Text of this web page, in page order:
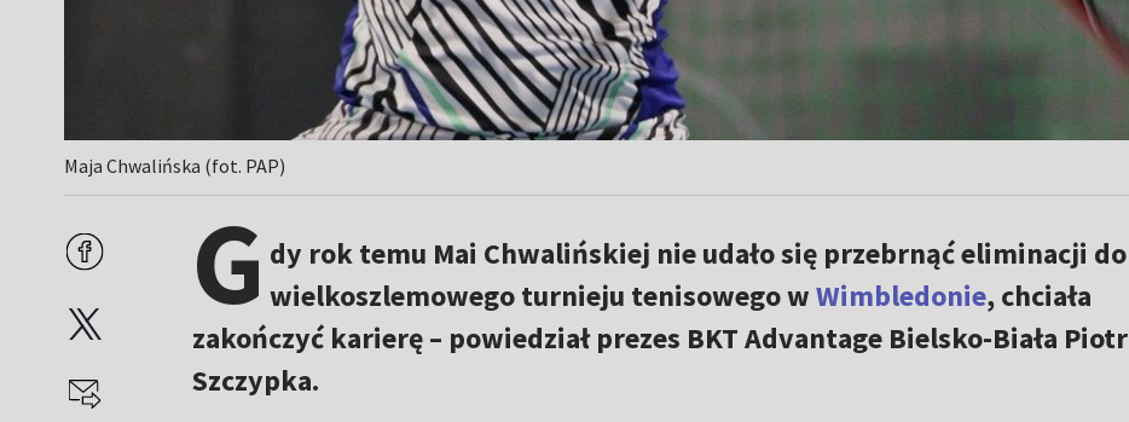
Maja Chwalińska (fot. PAP)
G dy rok temu Mai Chwalińskiej nie udało się przebrnąć eliminacji do
wielkoszlemowego turnieju tenisowego wWimbledonie, chciała
zakończyć karierę – powiedział prezes BKT Advantage Bielsko-Biała Piotr
Szczypka.